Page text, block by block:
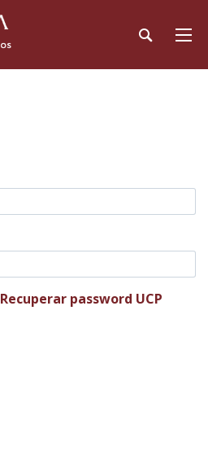
Recuperar password UCP